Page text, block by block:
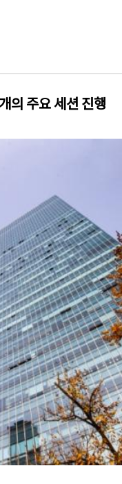
의 주요 세션 진행